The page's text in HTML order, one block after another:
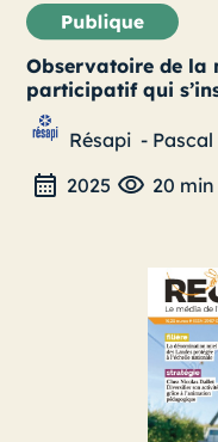
Observatoire de la
participatif qui
Résapi -
2025
20 min